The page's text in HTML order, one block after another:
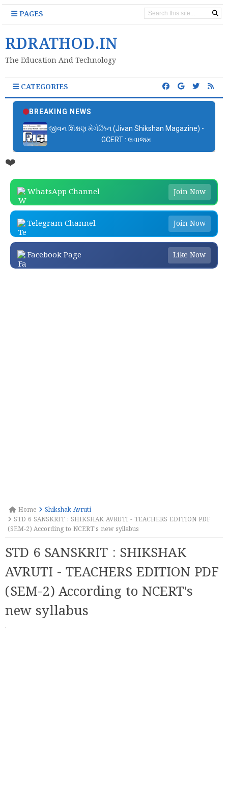
PAGES
RDRATHOD.IN
The Education And Technology
CATEGORIES
BREAKING NEWS
જીવન શિક્ષણ મેગેઝિન (Jivan Shikshan Magazine) -
GCERT : લવાજમ
❤️
WhatsApp Channel Join Now
Telegram Channel Join Now
Facebook Page Like Now
Home
Shikshak Avruti
STD 6 SANSKRIT : SHIKSHAK AVRUTI - TEACHERS EDITION PDF
(SEM-2) According to NCERT's new syllabus
STD 6 SANSKRIT : SHIKSHAK
AVRUTI - TEACHERS EDITION PDF
(SEM-2) According to NCERT's
new syllabus
·